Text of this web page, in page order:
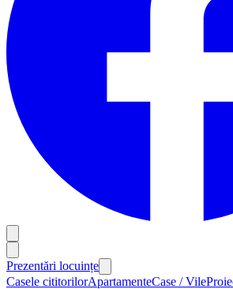
Prezentări locuințe
Casele cititorilorApartamenteCase / Vile